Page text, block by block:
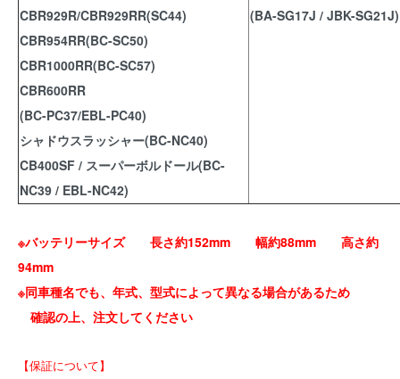
CBR929R/CBR929RR(SC44)
CBR954RR(BC-SC50)
CBR1000RR(BC-SC57)
CBR600RR
(BC-PC37/EBL-PC40)
シャドウスラッシャー(BC-NC40)
CB400SF / スーパーボルドール(BC-
NC39 / EBL-NC42)
(BA-SG17J / JBK-SG21J)
※バッテリーサイズ 長さ約152mm 幅約88mm 高さ約
94mm
※同車種名でも、年式、型式によって異なる場合があるため
確認の上、注文してください
【保証について】